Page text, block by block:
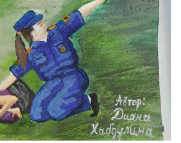
Справочник
Расписание транспорта
Автобусные остановки
Экстренные службы
Каталог компаний
Купить шины, легко!